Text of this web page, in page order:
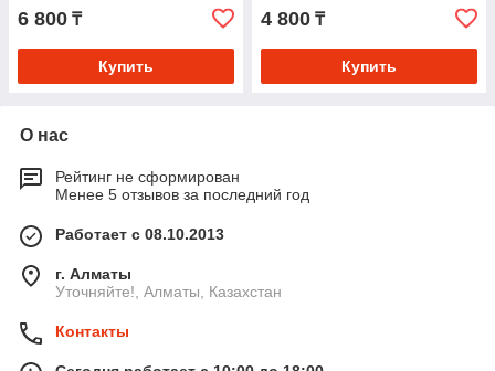
6 800 ₸
Купить
4 800 ₸
Купить
О нас
Рейтинг не сформирован
Менее 5 отзывов за последний год
Работает с 08.10.2013
г. Алматы
Уточняйте!, Алматы, Казахстан
Контакты